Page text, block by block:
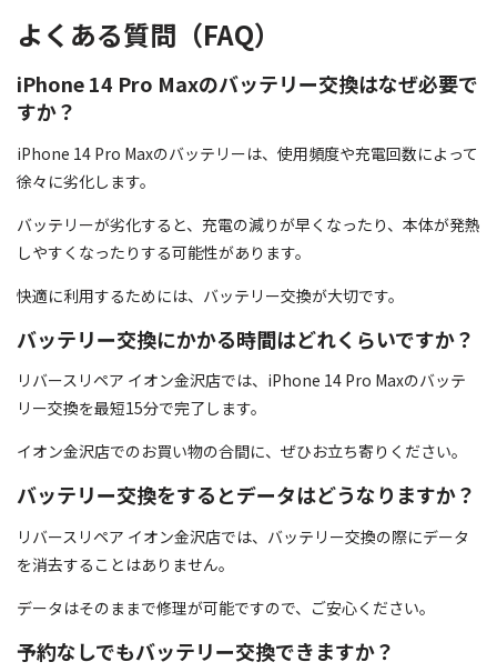
よくある質問（FAQ）
iPhone 14 Pro Maxのバッテリー交換はなぜ必要で
すか？
iPhone 14 Pro Maxのバッテリーは、使用頻度や充電回数によって
徐々に劣化します。
バッテリーが劣化すると、充電の減りが早くなったり、本体が発熱
しやすくなったりする可能性があります。
快適に利用するためには、バッテリー交換が大切です。
バッテリー交換にかかる時間はどれくらいですか？
リバースリペア イオン金沢店では、iPhone 14 Pro Maxのバッテ
リー交換を最短15分で完了します。
イオン金沢店でのお買い物の合間に、ぜひお立ち寄りください。
バッテリー交換をするとデータはどうなりますか？
リバースリペア イオン金沢店では、バッテリー交換の際にデータ
を消去することはありません。
データはそのままで修理が可能ですので、ご安心ください。
予約なしでもバッテリー交換できますか？